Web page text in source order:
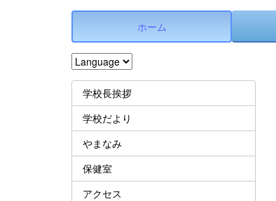
ホーム
学校長挨拶
学校だより
やまなみ
保健室
アクセス